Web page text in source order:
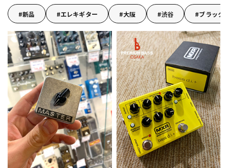
管楽器 その他楽器
アンプ エフェクター
DJ機器 DTM
DTM オンライン納品 レコーディング機器
配信/ライブ機器 楽器アクセサリ
新品 エレキギター 大阪 渋谷 ブラック